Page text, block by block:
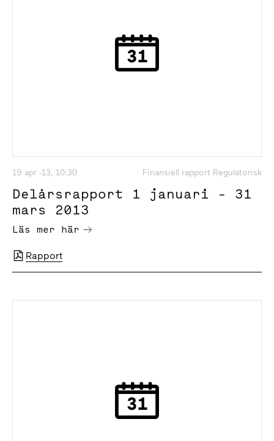
19 apr -13, 10:30 Finansiell rapport Regulatorisk
Delårsrapport 1 januari - 31
mars 2013
Läs mer här
Rapport